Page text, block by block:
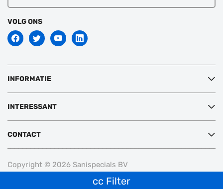
cc Filter
Meld
VOLG ONS
INFORMATIE
INTERESSANT
CONTACT
Copyright © 2026 Sanispecials BV